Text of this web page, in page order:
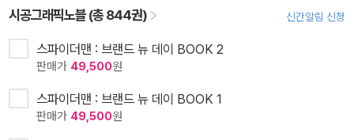
시공그래픽노블 (총 844권) 신간알림 신청
스파이더맨 : 브랜드 뉴 데이 BOOK 2
판매가 49,500원
스파이더맨 : 브랜드 뉴 데이 BOOK 1
판매가 49,500원